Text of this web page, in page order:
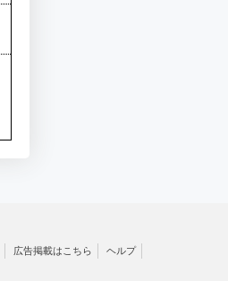
広告掲載はこちら ヘルプ